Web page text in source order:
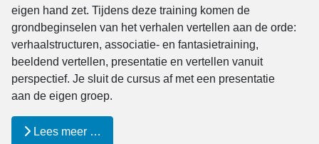
eigen hand zet. Tijdens deze training komen de
grondbeginselen van het verhalen vertellen aan de orde:
verhaalstructuren, associatie- en fantasietraining,
beeldend vertellen, presentatie en vertellen vanuit
perspectief. Je sluit de cursus af met een presentatie
aan de eigen groep.
Lees meer …